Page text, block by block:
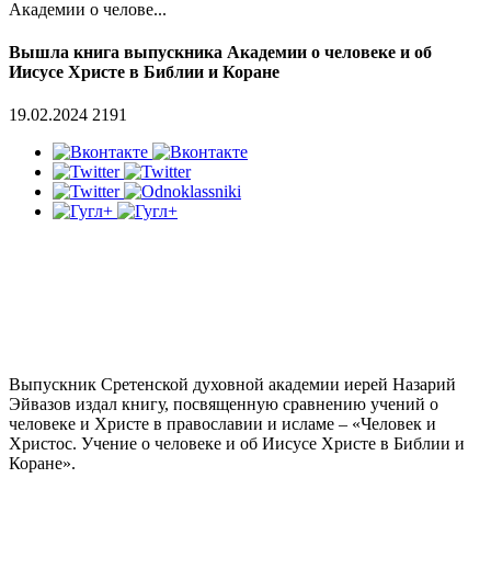
Академии о челове...
Вышла книга выпускника Академии о человеке и об
Иисусе Христе в Библии и Коране
19.02.2024 2191
Выпускник Сретенской духовной академии иерей Назарий
Эйвазов издал книгу, посвященную сравнению учений о
человеке и Христе в православии и исламе – «Человек и
Христос. Учение о человеке и об Иисусе Христе в Библии и
Коране».